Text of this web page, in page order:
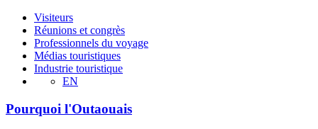
Visiteurs
Réunions et congrès
Professionnels du voyage
Médias touristiques
Industrie touristique
EN
Pourquoi l'Outaouais